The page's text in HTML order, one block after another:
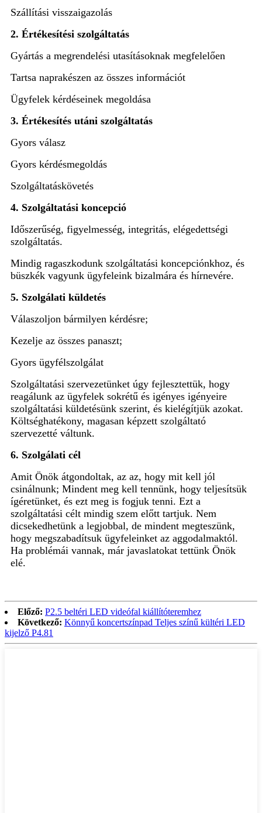
Szállítási visszaigazolás
2. Értékesítési szolgáltatás
Gyártás a megrendelési utasításoknak megfelelően
Tartsa naprakészen az összes információt
Ügyfelek kérdéseinek megoldása
3. Értékesítés utáni szolgáltatás
Gyors válasz
Gyors kérdésmegoldás
Szolgáltatáskövetés
4. Szolgáltatási koncepció
Időszerűség, figyelmesség, integritás, elégedettségi
szolgáltatás.
Mindig ragaszkodunk szolgáltatási koncepciónkhoz, és
büszkék vagyunk ügyfeleink bizalmára és hírnevére.
5. Szolgálati küldetés
Válaszoljon bármilyen kérdésre;
Kezelje az összes panaszt;
Gyors ügyfélszolgálat
Szolgáltatási szervezetünket úgy fejlesztettük, hogy
reagálunk az ügyfelek sokrétű és igényes igényeire
szolgáltatási küldetésünk szerint, és kielégítjük azokat.
Költséghatékony, magasan képzett szolgáltató
szervezetté váltunk.
6. Szolgálati cél
Amit Önök átgondoltak, az az, hogy mit kell jól
csinálnunk; Mindent meg kell tennünk, hogy teljesítsük
ígéretünket, és ezt meg is fogjuk tenni. Ezt a
szolgáltatási célt mindig szem előtt tartjuk. Nem
dicsekedhetünk a legjobbal, de mindent megteszünk,
hogy megszabadítsuk ügyfeleinket az aggodalmaktól.
Ha problémái vannak, már javaslatokat tettünk Önök
elé.
Előző: P2.5 beltéri LED videófal kiállítóteremhez
Következő: Könnyű koncertszínpad Teljes színű kültéri LED
kijelző P4.81